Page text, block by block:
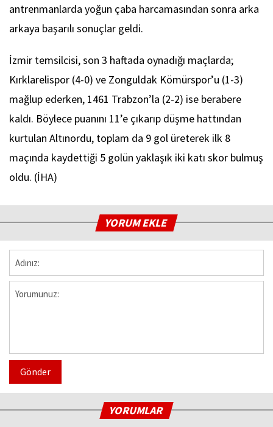
antrenmanlarda yoğun çaba harcamasından sonra arka
arkaya başarılı sonuçlar geldi.
İzmir temsilcisi, son 3 haftada oynadığı maçlarda;
Kırklarelispor (4-0) ve Zonguldak Kömürspor’u (1-3)
mağlup ederken, 1461 Trabzon’la (2-2) ise berabere
kaldı. Böylece puanını 11’e çıkarıp düşme hattından
kurtulan Altınordu, toplam da 9 gol üreterek ilk 8
maçında kaydettiği 5 golün yaklaşık iki katı skor bulmuş
oldu. (İHA)
YORUM EKLE
Gönder
YORUMLAR